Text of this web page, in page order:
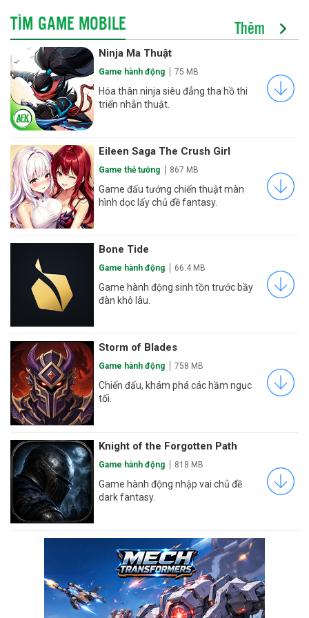
TÌM GAME MOBILE Thêm
Ninja Ma Thuật
Game hành động 75 MB
Hóa thân ninja siêu đẳng tha hồ thi
triển nhẫn thuật.
Eileen Saga The Crush Girl
Game thẻ tướng 867 MB
Game đấu tướng chiến thuật màn
hình dọc lấy chủ đề fantasy.
Bone Tide
Game hành động 66.4 MB
Game hành động sinh tồn trước bầy
đàn khô lâu.
Storm of Blades
Game hành động 758 MB
Chiến đấu, khám phá các hầm ngục
tối.
Knight of the Forgotten Path
Game hành động 818 MB
Game hành động nhập vai chủ đề
dark fantasy.